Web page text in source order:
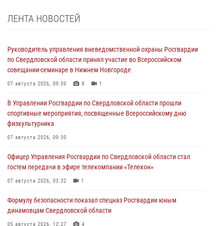
ЛЕНТА НОВОСТЕЙ
Руководитель управления вневедомственной охраны Росгвардии
по Свердловской области принял участие во Всероссийском
совещании-семинаре в Нижнем Новгороде
07 августа 2026, 09:59 8 1
В Управлении Росгвардии по Свердловской области прошли
спортивные мероприятия, посвященные Всероссийскому дню
физкультурника
07 августа 2026, 09:30
Офицер Управления Росгвардии по Свердловской области стал
гостем передачи в эфире телекомпании «Телекон»
07 августа 2026, 03:32 1
Формулу безопасности показал спецназ Росгвардии юным
динамовцам Свердловской области
05 августа 2026, 12:27 4